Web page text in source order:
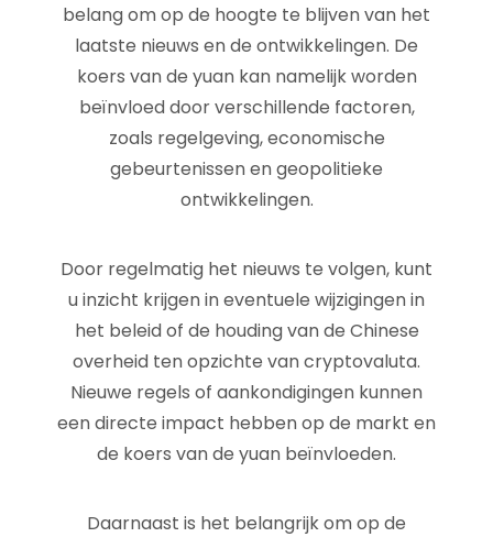
belang om op de hoogte te blijven van het
laatste nieuws en de ontwikkelingen. De
koers van de yuan kan namelijk worden
beïnvloed door verschillende factoren,
zoals regelgeving, economische
gebeurtenissen en geopolitieke
ontwikkelingen.
Door regelmatig het nieuws te volgen, kunt
u inzicht krijgen in eventuele wijzigingen in
het beleid of de houding van de Chinese
overheid ten opzichte van cryptovaluta.
Nieuwe regels of aankondigingen kunnen
een directe impact hebben op de markt en
de koers van de yuan beïnvloeden.
Daarnaast is het belangrijk om op de